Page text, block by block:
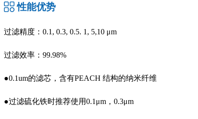
性能优势
过滤精度：0.1, 0.3, 0.5. 1, 5,10 μm
过滤效率：99.98%
●0.1um的滤芯，含有PEACH 结构的纳米纤维
●过滤硫化铁时推荐使用0.1μm，0.3μm